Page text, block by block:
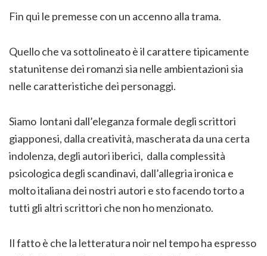
Fin qui le premesse con un accenno alla trama.
Quello che va sottolineato è il carattere tipicamente
statunitense dei romanzi sia nelle ambientazioni sia
nelle caratteristiche dei personaggi.
Siamo lontani dall’eleganza formale degli scrittori
giapponesi, dalla creatività, mascherata da una certa
indolenza, degli autori iberici, dalla complessità
psicologica degli scandinavi, dall’allegria ironica e
molto italiana dei nostri autori e sto facendo torto a
tutti gli altri scrittori che non ho menzionato.
Il fatto è che la letteratura noir nel tempo ha espresso